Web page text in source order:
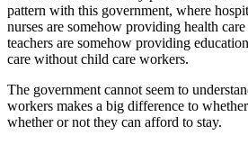
pattern with this government, where
nurses are somehow providing health
teachers are somehow providing
care without child care workers.
The government cannot seem to
workers makes a big difference to
whether or not they can afford to stay.